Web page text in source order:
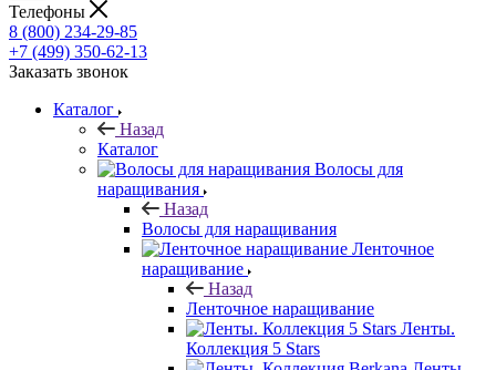
Телефоны
8 (800) 234-29-85
+7 (499) 350-62-13
Заказать звонок
Каталог
Назад
Каталог
Волосы для
наращивания
Назад
Волосы для наращивания
Ленточное
наращивание
Назад
Ленточное наращивание
Ленты.
Коллекция 5 Stars